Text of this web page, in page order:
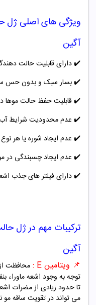
ویژگی های اصلی ژل
آگین
✔️دارای قابلیت حالت
✔️بسار سبک و بدون حس
✔️ قابلیت حفظ حالت موها
✔️ عدم محدودیت شرایط
✔️ عدم ایجاد شوره یا هر
✔️ عدم ایجاد چسبندگی در
✔️دارای فیلتر های جذب
ترکیبات مهم درژل
آگین
📌 ویتامین E :
محافظت
می تواند در تقویت ساقه مو